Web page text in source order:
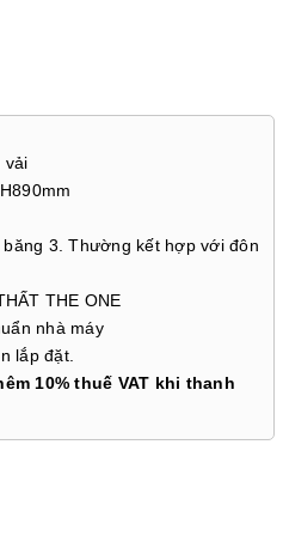
vải
3. Thường kết hợp với đôn
THE ONE
nhà máy
lắp đặt.
10% thuế VAT khi thanh